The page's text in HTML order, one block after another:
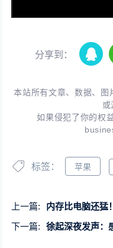
分享到：
本站所有文章、数据、
或
如果侵犯了你的权
标签： 苹果
上一篇:
内存比电脑还猛！
下一篇:
徐起深夜发声：感